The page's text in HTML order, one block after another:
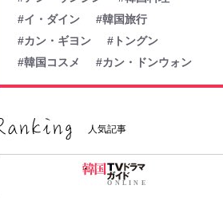
#イ・ダイン
#韓国旅行
#カン・ギヨン
#トングン
#韓国コスメ
#カン・ドンウォン
人気記事